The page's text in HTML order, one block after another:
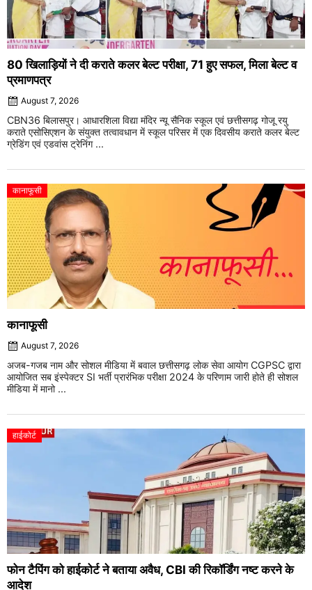
80 खिलाड़ियों ने दी कराते कलर बेल्ट परीक्षा, 71 हुए सफल, मिला बेल्ट व
प्रमाणपत्र
August 7, 2026
CBN36 बिलासपुर। आधारशिला विद्या मंदिर न्यू सैनिक स्कूल एवं छत्तीसगढ़ गोजू रयु
कराते एसोसिएशन के संयुक्त तत्वावधान में स्कूल परिसर में एक दिवसीय कराते कलर बेल्ट
ग्रेडिंग एवं एडवांस ट्रेनिंग ...
कानाफूसी
कानाफूसी
August 7, 2026
अजब-गजब नाम और सोशल मीडिया में बवाल छत्तीसगढ़ लोक सेवा आयोग CGPSC द्वारा
आयोजित सब इंस्पेक्टर SI भर्ती प्रारंभिक परीक्षा 2024 के परिणाम जारी होते ही सोशल
मीडिया में मानो ...
हाईकोर्ट
फोन टैपिंग को हाईकोर्ट ने बताया अवैध, CBI की रिकॉर्डिंग नष्ट करने के
आदेश